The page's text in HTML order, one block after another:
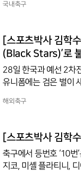
이겼다. 우리나라 언
에서 추구나 하키 등
식 영어이자 일본식 영
국내축구
[스포츠박사 김학
(Black Stars)’로
28일 한국과 예선 2차
유니폼에는 검은 별이
가진 가나 축구대표팀
심과 긍지를 갖고 있다.
의 실력을 과시하고 있
해외축구
[스포츠박사 김학
축구에서 등번호 ‘10
지코, 미셸 플라티니,